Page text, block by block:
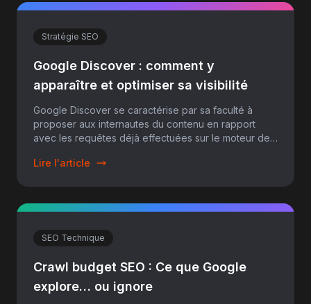
Stratégie SEO
Google Discover : comment y
apparaître et optimiser sa visibilité
Google Discover se caractérise par sa faculté à
proposer aux internautes du contenu en rapport
avec les requêtes déjà effectuées sur le moteur de
Lire l'article
SEO Technique
Crawl budget SEO : Ce que Google
explore… ou ignore